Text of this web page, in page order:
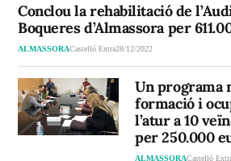
Conclou la rehabilitació de
Boqueres d’Almassora per
ALMASSORACastelló Extra28/12/2022
Un programa
formació i
l’atur a 10
per 250.000
ALMASSORACastelló